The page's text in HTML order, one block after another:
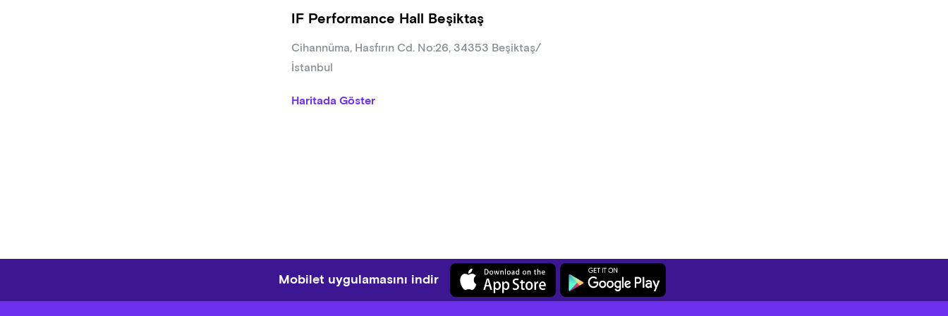
IF Performance Hall Beşiktaş
Cihannüma, Hasfırın Cd. No:26, 34353 Beşiktaş/
İstanbul
Haritada Göster
Mobilet uygulamasını indir